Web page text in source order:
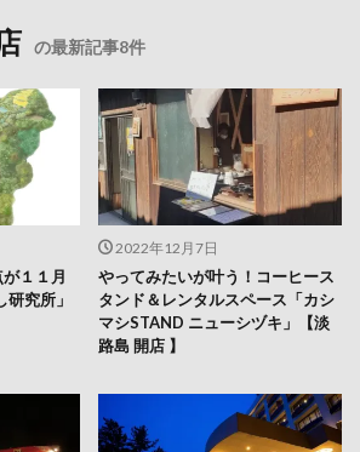
の最新記事8件
１１月
究所」
2022年12月7日
やってみたいが叶う！コーヒース
タンド＆レンタルスペース「カシ
マシSTAND ニューシヅキ」【淡
路島 開店 】